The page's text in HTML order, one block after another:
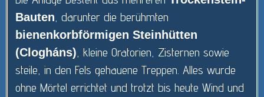
Bauten , darunter die berühmten
bienenkorbförmigen Steinhütten
(Clogháns) , kleine Oratorien, Zisternen sowie
steile, in den Fels gehauene Treppen. Alles wurde
ohne Mörtel errichtet und trotzt bis heute Wind und